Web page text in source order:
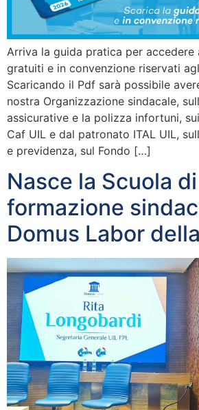
Arriva la guida pratica per
gratuiti e in convenzione riservati
Scaricando il Pdf sarà possibile
nostra Organizzazione sindacale,
assicurative e la polizza infortuni,
Caf UIL e dal patronato ITAL UIL,
e previdenza, sul Fondo […]
Nasce la Scuola
formazione
Domus Labor